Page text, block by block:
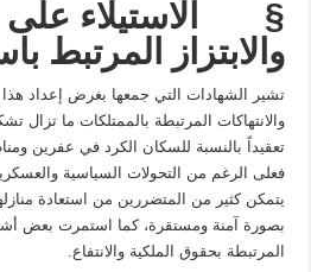
§
الاستيلاء
والابتزاز المرتبط
تشير الشهادات التي جمعها بغرض إعداد هذا
والانتهاكات المرتبطة بالممتلكات ما تزال
تعقيداً بالنسبة للسكان الكرد في عفرين
فعلى الرغم من التحولات السياسية
يتمكن كثير من المتضررين من استعادة
بصورة آمنة ومستقرة، كما استمرت بعض
المرتبطة بحقوق الملكية والانتفاع.